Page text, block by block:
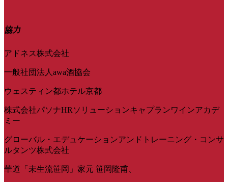
協力
アドネス株式会社
一般社団法人awa酒協会
ウェスティン都ホテル京都
株式会社パソナHRソリューションキャプランワインアカデ
ミー
グローバル・エデュケーションアンドトレーニング・コンサ
ルタンツ株式会社
華道「未生流笹岡」家元 笹岡隆甫、